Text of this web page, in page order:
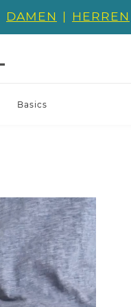
DAMEN | HERREN
Basics